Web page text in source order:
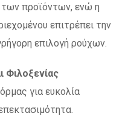
των προϊόντων, ενώ η
επιτρέπει την
επιλογή ρούχων.
Φιλοξενίας
για ευκολία